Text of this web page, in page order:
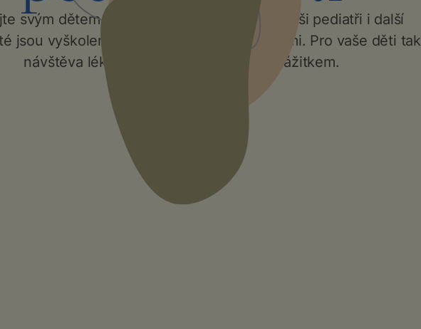
svým dětem prémiovou zdravotní péči. Naši pediatři i další
jsou vyškoleni pro práci i s těmi nejmenšími. Pro vaše děti tak
návštěva lékaře nebude nepříjemným zážitkem.